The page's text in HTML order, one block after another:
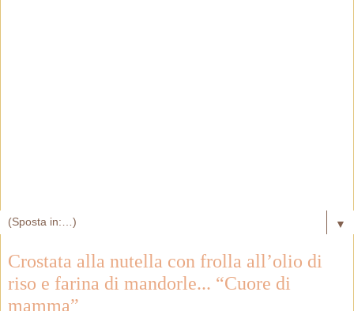
▼
Crostata alla nutella con frolla all’olio di
riso e farina di mandorle... “Cuore di
mamma”